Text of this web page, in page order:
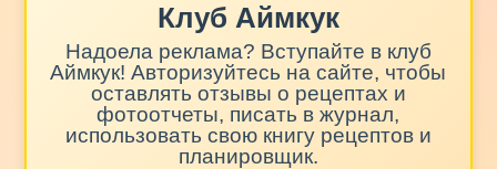
Клуб Аймкук
Надоела реклама? Вступайте в клуб
Аймкук! Авторизуйтесь на сайте, чтобы
оставлять отзывы о рецептах и
фотоотчеты, писать в журнал,
использовать свою книгу рецептов и
планировщик.